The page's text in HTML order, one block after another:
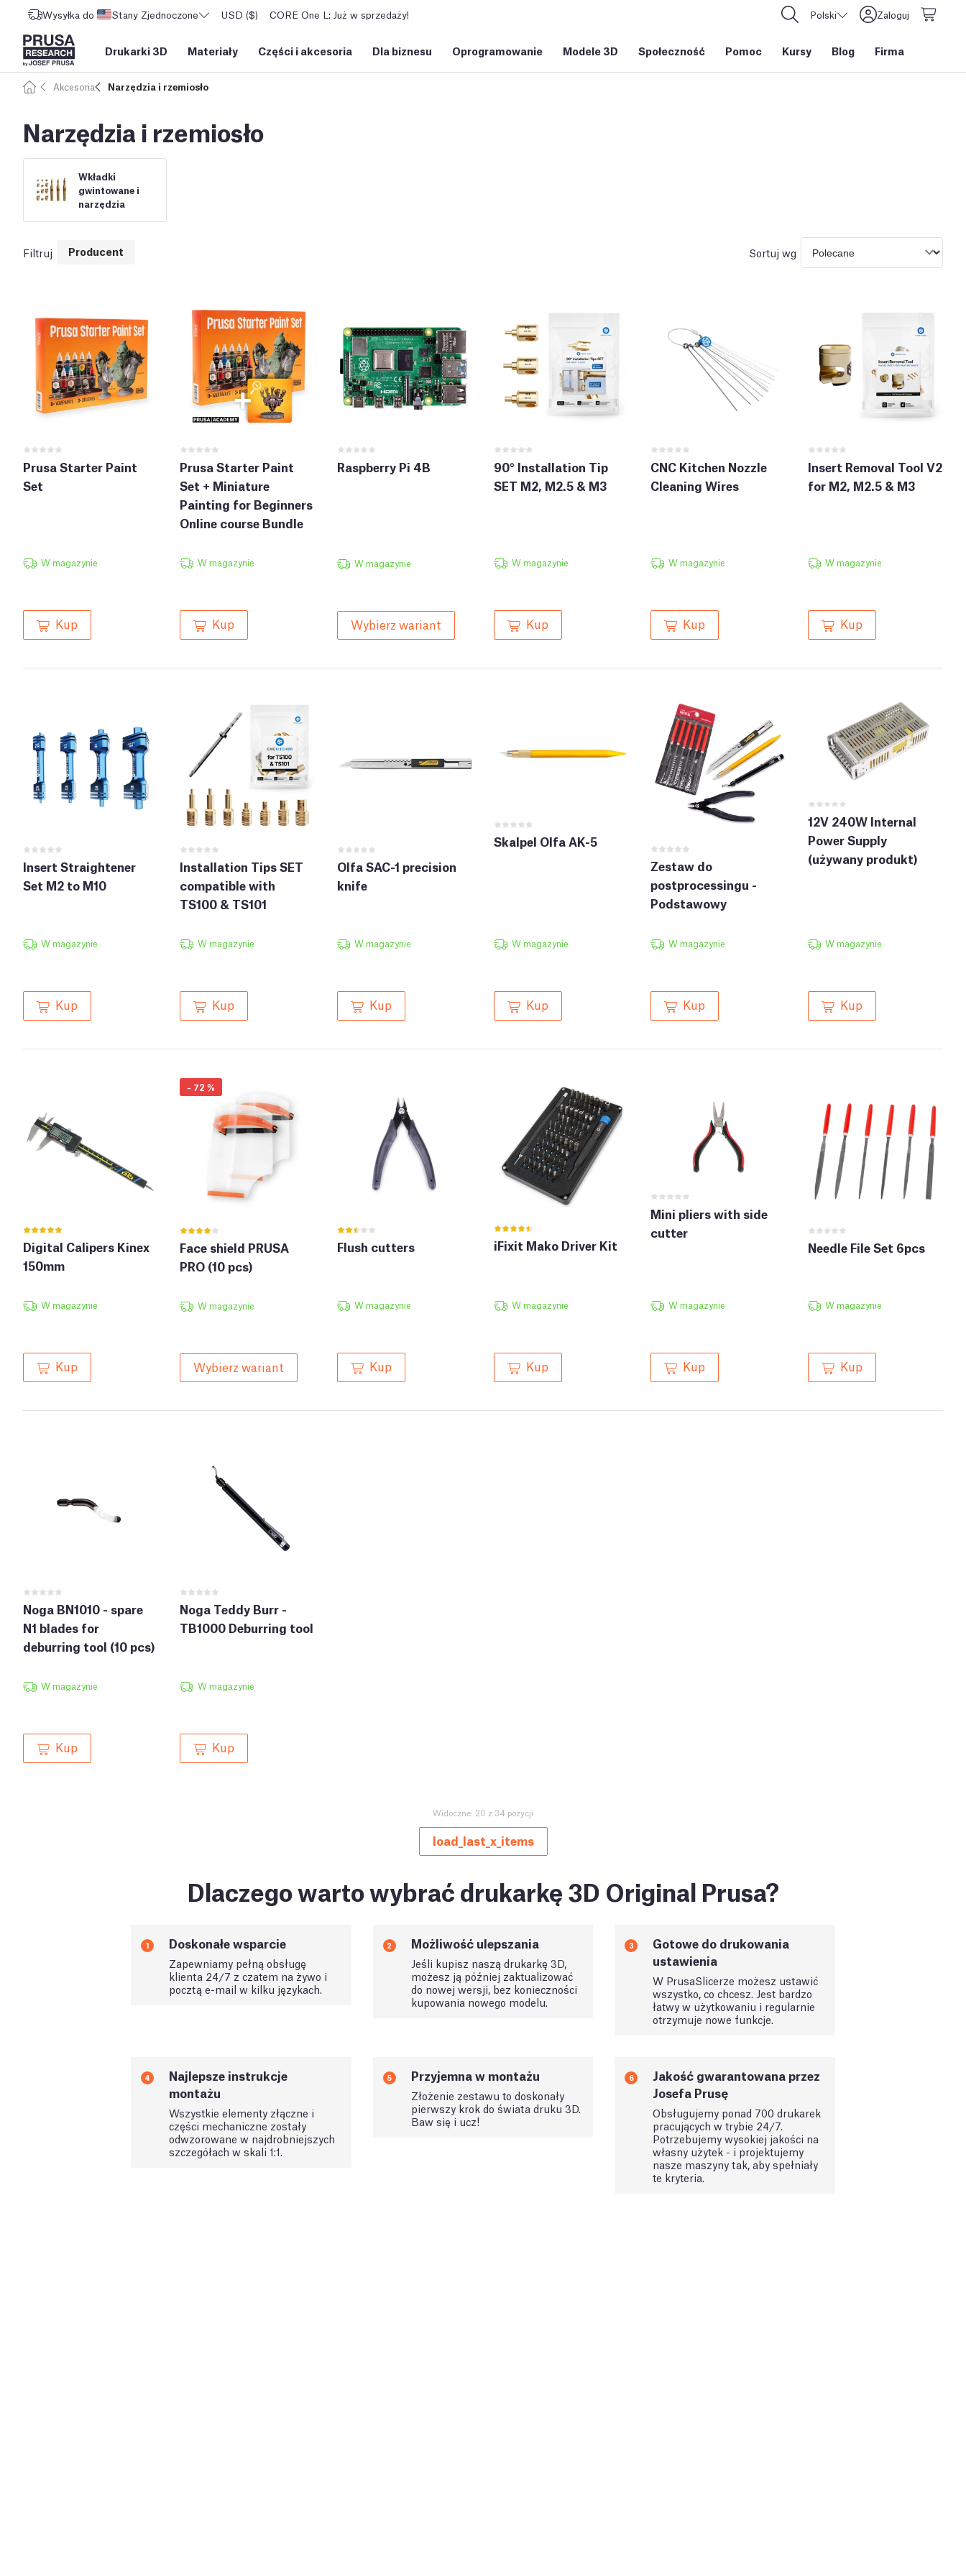
Wysyłka do Stany Zjednoczone USD ($) CORE One L: Już w sprzedaży! Polski Zaloguj
Drukarki 3D Materiały Części i akcesoria Dla biznesu Oprogramowanie Modele 3D Społeczność Pomoc Kursy Blog Firma
Akcesoria Narzędzia i rzemiosło
Narzędzia i rzemiosło
Wkładki
gwintowane i
narzędzia
Filtruj Producent Sortuj wg
Prusa Starter Paint
Set
W magazynie
Kup
Prusa Starter Paint
Set + Miniature
Painting for Beginners
Online course Bundle
W magazynie
Kup
Raspberry Pi 4B
W magazynie
Wybierz wariant
90° Installation Tip
SET M2, M2.5 & M3
W magazynie
Kup
CNC Kitchen Nozzle
Cleaning Wires
W magazynie
Kup
Insert Removal Tool V2
for M2, M2.5 & M3
W magazynie
Kup
Insert Straightener
Set M2 to M10
W magazynie
Kup
Installation Tips SET
compatible with
TS100 & TS101
W magazynie
Kup
Olfa SAC-1 precision
knife
W magazynie
Kup
Skalpel Olfa AK-5
W magazynie
Kup
Zestaw do
postprocessingu -
Podstawowy
W magazynie
Kup
12V 240W Internal
Power Supply
(używany produkt)
W magazynie
Kup
Digital Calipers Kinex
150mm
W magazynie
Kup
- 72 %
Face shield PRUSA
PRO (10 pcs)
W magazynie
Wybierz wariant
Flush cutters
W magazynie
Kup
iFixit Mako Driver Kit
W magazynie
Kup
Mini pliers with side
cutter
W magazynie
Kup
Needle File Set 6pcs
W magazynie
Kup
Noga BN1010 - spare
N1 blades for
deburring tool (10 pcs)
W magazynie
Kup
Noga Teddy Burr -
TB1000 Deburring tool
W magazynie
Kup
Widoczne: 20 z 34 pozycji
load_last_x_items
Dlaczego warto wybrać drukarkę 3D Original Prusa?
1 Doskonałe wsparcie
Zapewniamy pełną obsługę
klienta 24/7 z czatem na żywo i
pocztą e-mail w kilku językach.
2 Możliwość ulepszania
Jeśli kupisz naszą drukarkę 3D,
możesz ją później zaktualizować
do nowej wersji, bez konieczności
kupowania nowego modelu.
3
Gotowe do drukowania
ustawienia
W PrusaSlicerze możesz ustawić
wszystko, co chcesz. Jest bardzo
łatwy w użytkowaniu i regularnie
otrzymuje nowe funkcje.
4
Najlepsze instrukcje
montażu
Wszystkie elementy złączne i
części mechaniczne zostały
odwzorowane w najdrobniejszych
szczegółach w skali 1:1.
5 Przyjemna w montażu
Złożenie zestawu to doskonały
pierwszy krok do świata druku 3D.
Baw się i ucz!
6
Jakość gwarantowana przez
Josefa Prusę
Obsługujemy ponad 700 drukarek
pracujących w trybie 24/7.
Potrzebujemy wysokiej jakości na
własny użytek - i projektujemy
nasze maszyny tak, aby spełniały
te kryteria.